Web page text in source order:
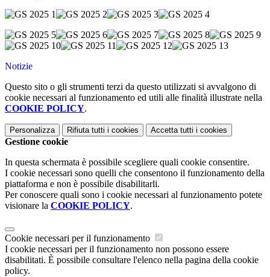
Notizie
Questo sito o gli strumenti terzi da questo utilizzati si avvalgono di
cookie necessari al funzionamento ed utili alle finalità illustrate nella
COOKIE POLICY.
Personalizza Rifiuta tutti i cookies Accetta tutti i cookies
Gestione cookie
In questa schermata è possibile scegliere quali cookie consentire.
I cookie necessari sono quelli che consentono il funzionamento della
piattaforma e non è possibile disabilitarli.
Per conoscere quali sono i cookie necessari al funzionamento potete
visionare la COOKIE POLICY.
Cookie necessari per il funzionamento
I cookie necessari per il funzionamento non possono essere
disabilitati. È possibile consultare l'elenco nella pagina della cookie
policy.